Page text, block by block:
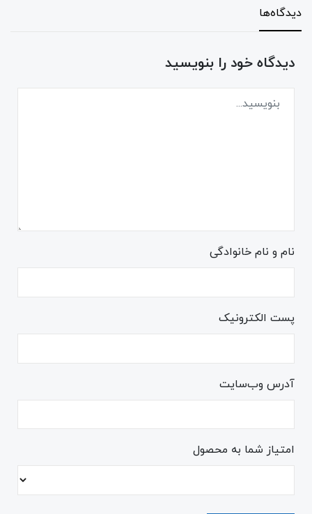
دیدگاه‌ها
دیدگاه خود را بنویسید
نام و نام خانوادگی
پست الکترونیک
آدرس وب‌سایت
امتیاز شما به محصول